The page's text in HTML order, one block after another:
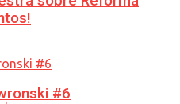
#6